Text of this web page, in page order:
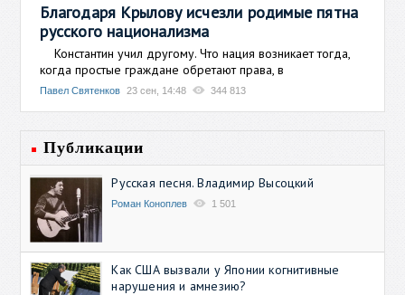
Благодаря Крылову исчезли родимые пятна
русского национализма
Константин учил другому. Что нация возникает тогда,
когда простые граждане обретают права, в
Павел Святенков 23 сен, 14:48 344 813
Публикации
Русская песня. Владимир Высоцкий
Роман Коноплев 1 501
Как США вызвали у Японии когнитивные
нарушения и амнезию?